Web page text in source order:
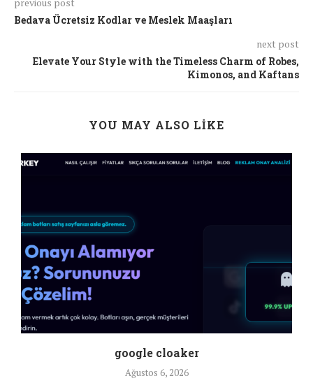
Bedava Ücretsiz Kodlar ve Meslek Maaşları
next post
Elevate Your Style with the Timeless Charm of Robes,
Kimonos, and Kaftans
YOU MAY ALSO LIKE
google cloaker
Ağustos 6, 2026